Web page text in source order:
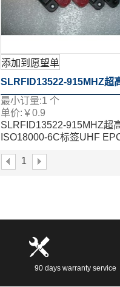
添加到愿望单
SLRFID13522-915MHZ超
ISO18000-6C标签UHF
抗金属标签
最小订量:1 个
单价: ￥0.9
SLRFID13522-915MHZ超
ISO18000-6C标签UHF
1
90 days warranty service